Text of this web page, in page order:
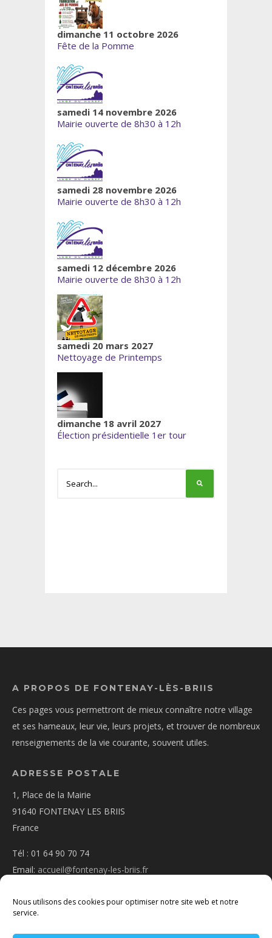
Nous utilisons des cookies pour optimiser notre site web et notre
service.
dimanche 11 octobre 2026
Fête de la Pomme
samedi 14 novembre 2026
Mairie ouverte de 8h30 à 12h
samedi 28 novembre 2026
Mairie ouverte de 8h30 à 12h
samedi 12 décembre 2026
Mairie ouverte de 8h30 à 12h
samedi 20 mars 2027
Nettoyage de Printemps
dimanche 18 avril 2027
Élection présidentielle 1er tour
A PROPOS DE FONTENAY-LÈS-BRIIS
Ces pages vous permettront de mieux connaître notre village
et ses hameaux, leur vie, leurs projets, et trouver de nombreux
renseignements de la vie courante, souvent utiles.
ADRESSE POSTALE
1, Place de la Mairie
91640 FONTENAY LES BRIIS
France
Tél : 01 64 90 70 74
Email: accueil@fontenay-les-briis.fr